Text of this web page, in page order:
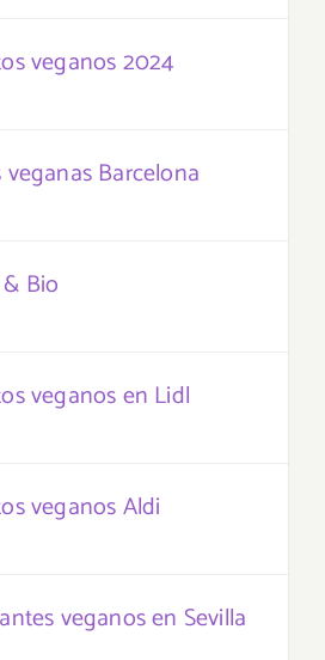
veganos 2024
Barcelona
Bio
veganos en Lidl
veganos Aldi
veganos en Sevilla